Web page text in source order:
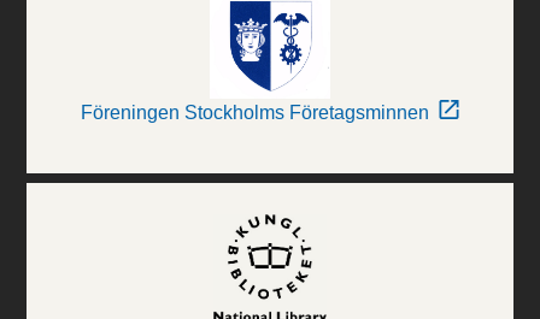
Föreningen Stockholms Företagsminnen